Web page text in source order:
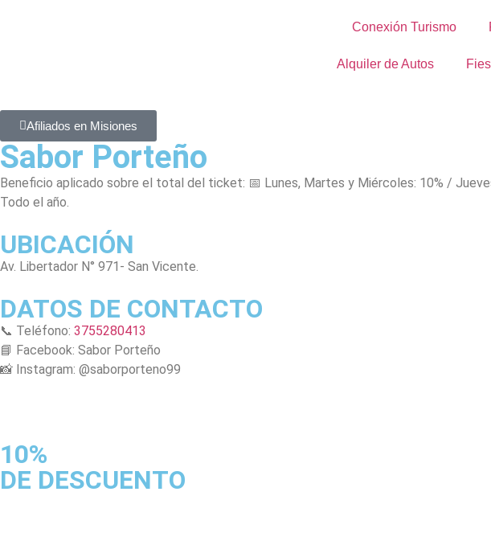
Conexión Turismo
Alquiler de Autos
Afiliados en Misiones
Sabor Porteño
Beneficio aplicado sobre el total del ticket: 📅 Lunes, Martes y Miércoles: 10% /
Todo el año.
UBICACIÓN
Av. Libertador N° 971- San Vicente.
DATOS DE CONTACTO
📞 Teléfono: 3755280413
📘 Facebook: Sabor Porteño
📸 Instagram: @saborporteno99
10%
DE DESCUENTO